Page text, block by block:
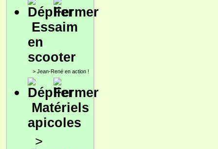
Essaim
en
scooter
> Jean-René en action !
Matériels
apicoles
>